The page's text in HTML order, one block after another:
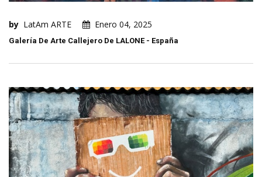
by LatAm ARTE Enero 04, 2025
Galería De Arte Callejero De LALONE - España